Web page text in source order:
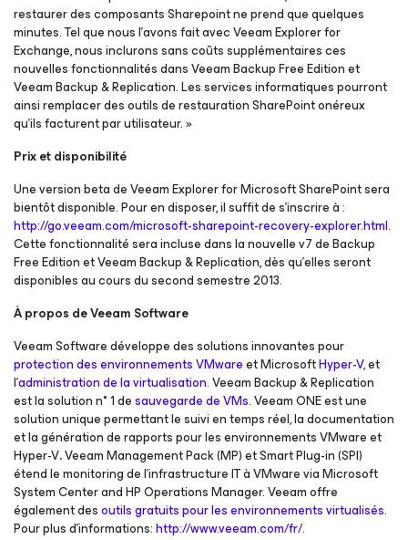
restaurer des composants Sharepoint ne prend que quelques
minutes. Tel que nous l’avons fait avec Veeam Explorer for
Exchange, nous inclurons sans coûts supplémentaires ces
nouvelles fonctionnalités dans Veeam Backup Free Edition et
Veeam Backup & Replication. Les services informatiques pourront
ainsi remplacer des outils de restauration SharePoint onéreux
qu’ils facturent par utilisateur. »
Prix et disponibilité
Une version beta de Veeam Explorer for Microsoft SharePoint sera
bientôt disponible. Pour en disposer, il suffit de s’inscrire à :
http://go.veeam.com/microsoft-sharepoint-recovery-explorer.html.
Cette fonctionnalité sera incluse dans la nouvelle v7 de Backup
Free Edition et Veeam Backup & Replication, dès qu’elles seront
disponibles au cours du second semestre 2013.
À propos de Veeam Software
Veeam Software développe des solutions innovantes pour
protection des environnements VMwareet MicrosoftHyper-V, et
l’administration de la virtualisation. Veeam Backup & Replication
est la solution n° 1 desauvegarde de VMs. Veeam ONE est une
solution unique permettant le suivi en temps réel, la documentation
et la génération de rapports pour les environnements VMware et
Hyper-V.Veeam Management Pack (MP) et Smart Plug-in (SPI)
étend le monitoring de l’infrastructure IT à VMware via Microsoft
System Center and HP Operations Manager. Veeam offre
également desoutils gratuits pour les environnements virtualisés.
Pour plus d’informations:http://www.veeam.com/fr/.